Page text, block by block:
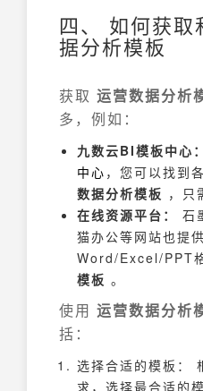
四、 如何获取
据分析模板
获取 运营数据分析
多，例如：
九数云BI模板中心：
中心 ，您可以找到
数据分析模板 ，只
在线资源平台：
石
猫办公等网站也提
Word/Excel/PPT
模板 。
使用 运营数据分析
括：
选择合适的模板：
求，选择最合适的模